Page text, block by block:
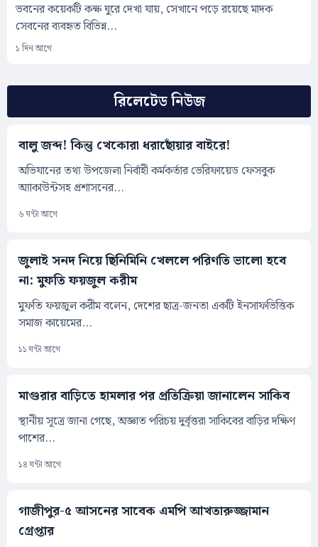
রিলেটেড নিউজ
বালু জব্দ! কিন্তু খেকোরা ধরাছোঁয়ার বাইরে!
অভিযানের তথ্য উপজেলা নির্বাহী কর্মকর্তার ভেরিফায়েড ফেসবুক
অ্যাকাউন্টসহ প্রশাসনের...
৬ ঘন্টা আগে
জুলাই সনদ নিয়ে ছিনিমিনি খেললে পরিণতি ভালো হবে
না: মুফতি ফয়জুল করীম
মুফতি ফয়জুল করীম বলেন, দেশের ছাত্র-জনতা একটি ইনসাফভিত্তিক
সমাজ কায়েমের...
১১ ঘন্টা আগে
মাগুরার বাড়িতে হামলার পর প্রতিক্রিয়া জানালেন সাকিব
স্থানীয় সূত্রে জানা গেছে, অজ্ঞাত পরিচয় দুর্বৃত্তরা সাকিবের বাড়ির দক্ষিণ
পাশের...
১৪ ঘন্টা আগে
গাজীপুর-৫ আসনের সাবেক এমপি আখতারুজ্জামান
গ্রেপ্তার
ভবনের কয়েকটি কক্ষ ঘুরে দেখা যায়, সেখানে পড়ে রয়েছে মাদক
সেবনের ব্যবহৃত বিভিন্ন...
১ দিন আগে